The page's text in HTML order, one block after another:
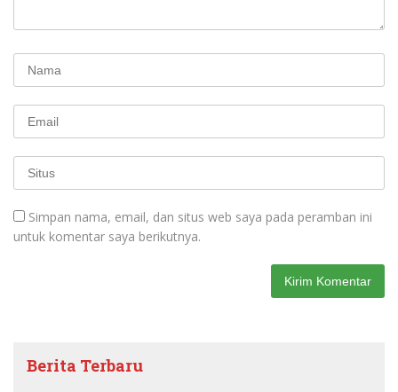
Simpan nama, email, dan situs web saya pada peramban ini
untuk komentar saya berikutnya.
Berita Terbaru